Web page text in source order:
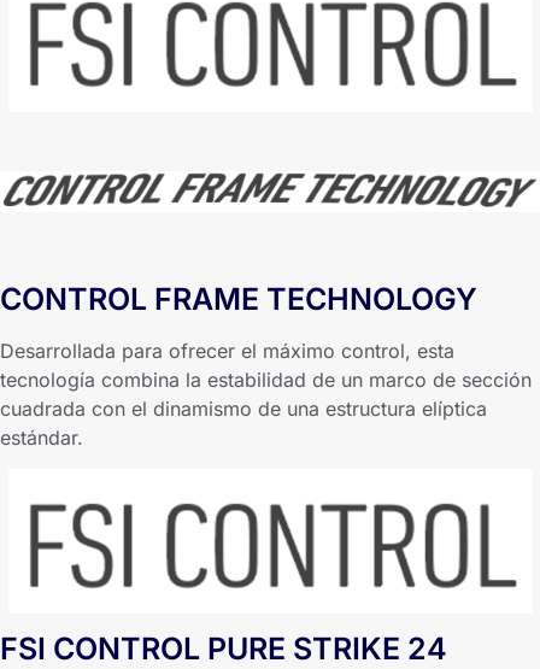
CONTROL FRAME TECHNOLOGY
Desarrollada para ofrecer el máximo control, esta
tecnología combina la estabilidad de un marco de sección
cuadrada con el dinamismo de una estructura elíptica
estándar.
FSI CONTROL PURE STRIKE 24